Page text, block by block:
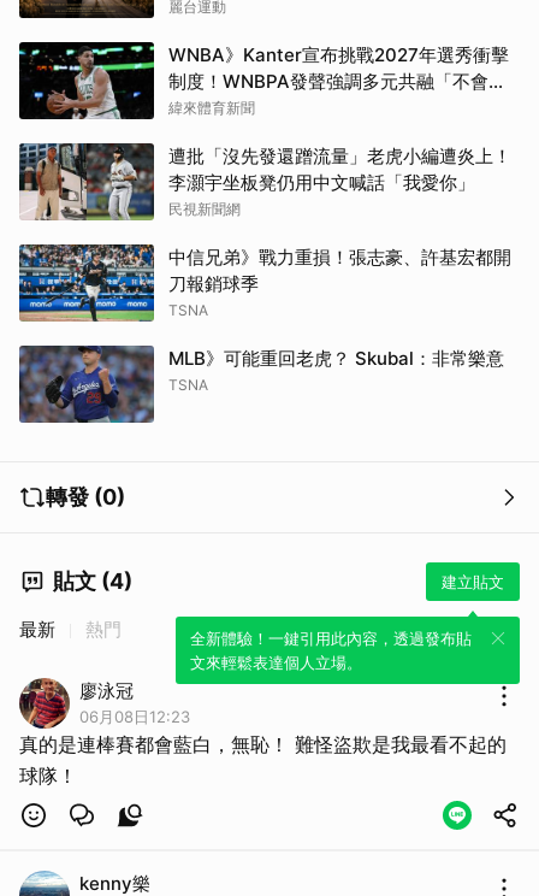
麗台運動
WNBA》Kanter宣布挑戰2027年選秀衝擊
制度！WNBPA發聲強調多元共融「不會成
為政治棋子」
緯來體育新聞
遭批「沒先發還蹭流量」老虎小編遭炎上！
李灝宇坐板凳仍用中文喊話「我愛你」
民視新聞網
中信兄弟》戰力重損！張志豪、許基宏都開
刀報銷球季
TSNA
MLB》可能重回老虎？ Skubal：非常樂意
TSNA
轉發 (0)
貼文 (4) 建立貼文
全新體驗！一鍵引用此內容，透過發布貼
文來輕鬆表達個人立場。
最新 熱門
廖泳冠
06月08日12:23
真的是連棒賽都會藍白，無恥！ 難怪盜欺是我最看不起的
球隊！
kenny樂